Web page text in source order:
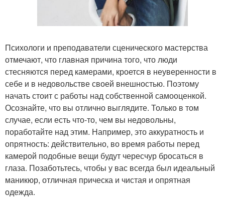
Психологи и преподаватели сценического мастерства
отмечают, что главная причина того, что люди
стесняются перед камерами, кроется в неуверенности в
себе и в недовольстве своей внешностью. Поэтому
начать стоит с работы над собственной самооценкой.
Осознайте, что вы отлично выглядите. Только в том
случае, если есть что-то, чем вы недовольны,
поработайте над этим. Например, это аккуратность и
опрятность: действительно, во время работы перед
камерой подобные вещи будут чересчур бросаться в
глаза. Позаботьтесь, чтобы у вас всегда был идеальный
маникюр, отличная прическа и чистая и опрятная
одежда.